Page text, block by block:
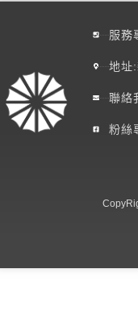
服務
地址
聯絡
粉絲